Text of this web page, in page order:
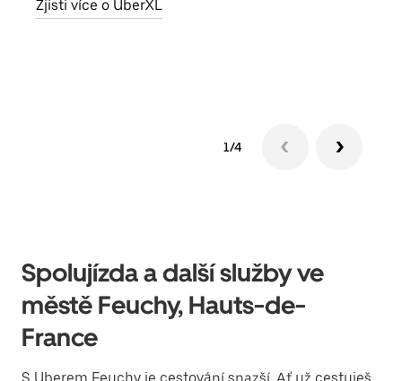
Zjisti více o UberXL
1/4
Spolujízda a další služby ve
městě Feuchy, Hauts-de-
France